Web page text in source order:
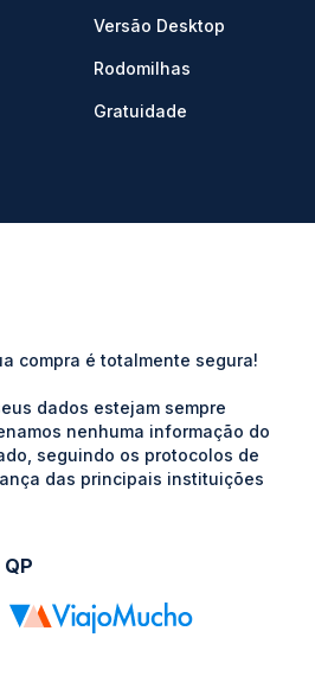
Versão Desktop
Rodomilhas
Gratuidade
compra é totalmente segura!
dados estejam sempre
nenhuma informação do
seguindo os protocolos de
das principais instituições
QP